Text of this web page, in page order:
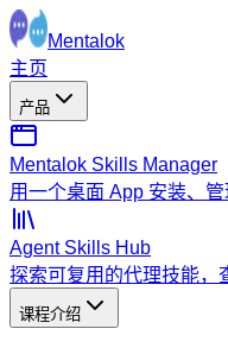
Mentalok
主页
产品
Mentalok Skills Manager
用一个桌面 App 安装、管
Agent Skills Hub
探索可复用的代理技能，
课程介绍